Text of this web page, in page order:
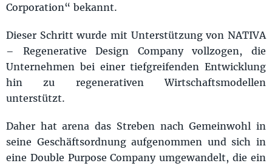
Corporation“ bekannt.
Dieser Schritt wurde mit Unterstützung von NATIVA
– Regenerative Design Company vollzogen, die
Unternehmen bei einer tiefgreifenden Entwicklung
hin zu regenerativen Wirtschaftsmodellen
unterstützt.
Daher hat arena das Streben nach Gemeinwohl in
seine Geschäftsordnung aufgenommen und sich in
eine Double Purpose Company umgewandelt, die ein